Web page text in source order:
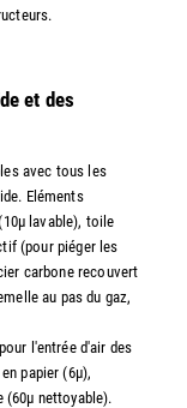
et des
avec tous les
Eléments
lavable), toile
(pour piéger les
carbone recouvert
au pas du gaz,
l'entrée d'air des
papier (6µ),
nettoyable).